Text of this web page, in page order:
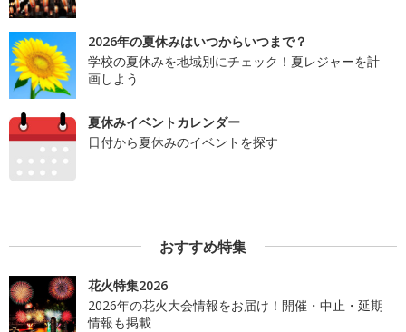
2026年の夏休みはいつからいつまで？
学校の夏休みを地域別にチェック！夏レジャーを計
画しよう
夏休みイベントカレンダー
日付から夏休みのイベントを探す
おすすめ特集
花火特集2026
2026年の花火大会情報をお届け！開催・中止・延期
情報も掲載